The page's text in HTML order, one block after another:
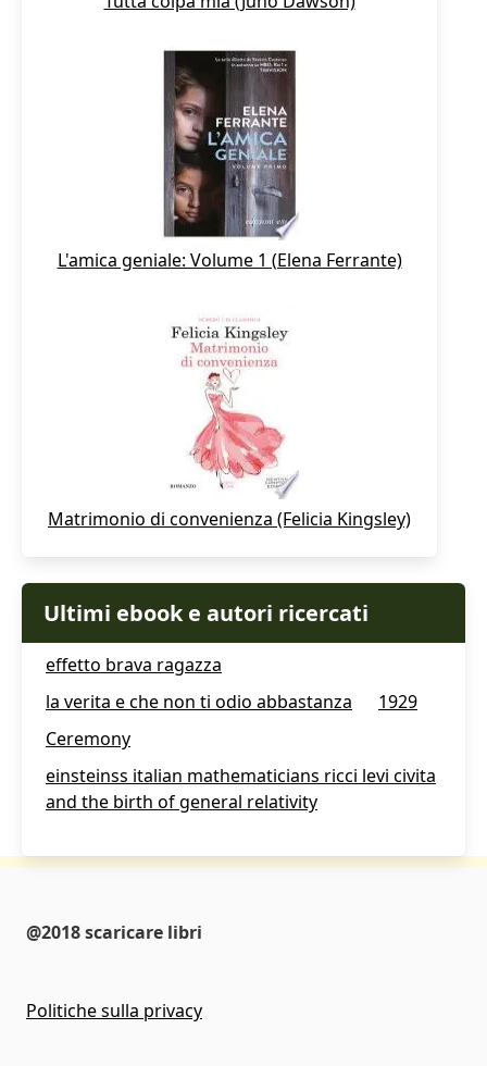
L'amica geniale: Volume 1 (Elena Ferrante)
Matrimonio di convenienza (Felicia Kingsley)
Ultimi ebook e autori ricercati
effetto brava ragazza
la verita e che non ti odio abbastanza
1929
Ceremony
einsteinss italian mathematicians ricci levi civita
and the birth of general relativity
@2018 scaricare libri
Politiche sulla privacy